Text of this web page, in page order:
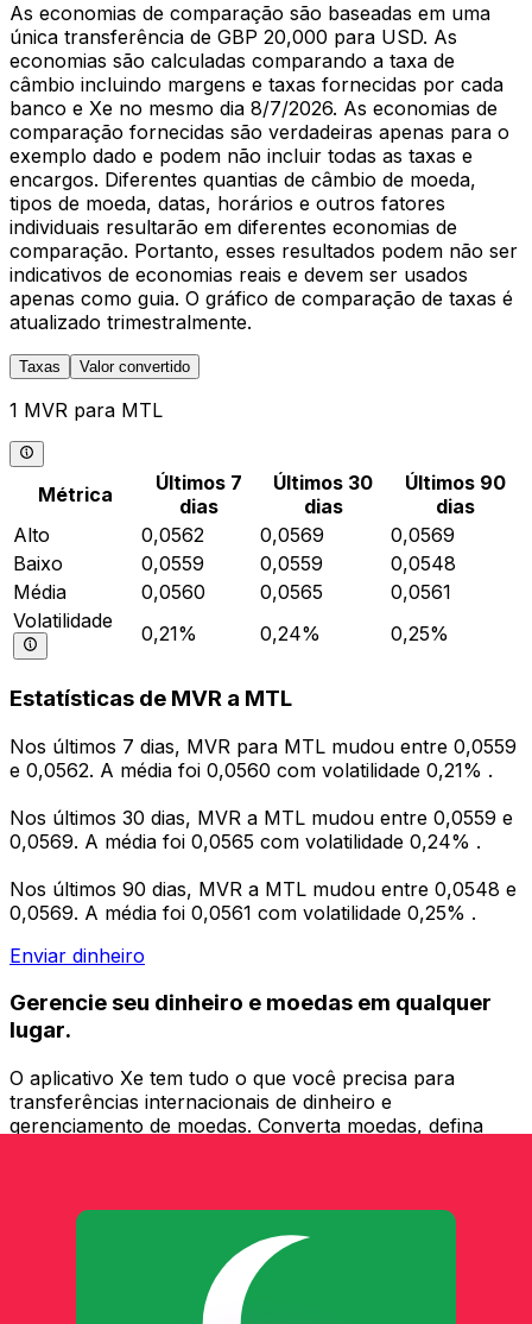
As economias de comparação são baseadas em uma
única transferência de GBP 20,000 para USD. As
economias são calculadas comparando a taxa de
câmbio incluindo margens e taxas fornecidas por cada
banco e Xe no mesmo dia 8/7/2026. As economias de
comparação fornecidas são verdadeiras apenas para o
exemplo dado e podem não incluir todas as taxas e
encargos. Diferentes quantias de câmbio de moeda,
tipos de moeda, datas, horários e outros fatores
individuais resultarão em diferentes economias de
comparação. Portanto, esses resultados podem não ser
indicativos de economias reais e devem ser usados
apenas como guia. O gráfico de comparação de taxas é
atualizado trimestralmente.
Taxas Valor convertido
1 MVR para MTL
Métrica
Últimos 7
dias
Últimos 30
dias
Últimos 90
dias
Alto
0,0562 0,0569
0,0569
Baixo
0,0559 0,0559
0,0548
Média
0,0560 0,0565
0,0561
Volatilidade
0,21% 0,24% 0,25%
Estatísticas de MVR a MTL
Nos últimos 7 dias, MVR para MTL mudou entre 0,0559
e 0,0562. A média foi 0,0560 com volatilidade 0,21% .
Nos últimos 30 dias, MVR a MTL mudou entre 0,0559 e
0,0569. A média foi 0,0565 com volatilidade 0,24% .
Nos últimos 90 dias, MVR a MTL mudou entre 0,0548 e
0,0569. A média foi 0,0561 com volatilidade 0,25% .
Enviar dinheiro
Gerencie seu dinheiro e moedas em qualquer
lugar.
O aplicativo Xe tem tudo o que você precisa para
transferências internacionais de dinheiro e
gerenciamento de moedas. Converta moedas, defina